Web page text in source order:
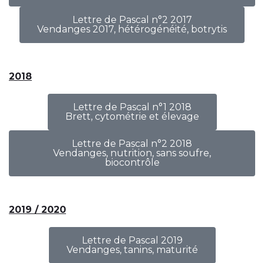
Lettre de Pascal n°2 2017
Vendanges 2017, hétérogénéité, botrytis
2018
Lettre de Pascal n°1 2018
Brett, cytométrie et élevage
Lettre de Pascal n°2 2018
Vendanges, nutrition, sans soufre,
biocontrôle
2019 / 2020
Lettre de Pascal 2019
Vendanges, tanins, maturité